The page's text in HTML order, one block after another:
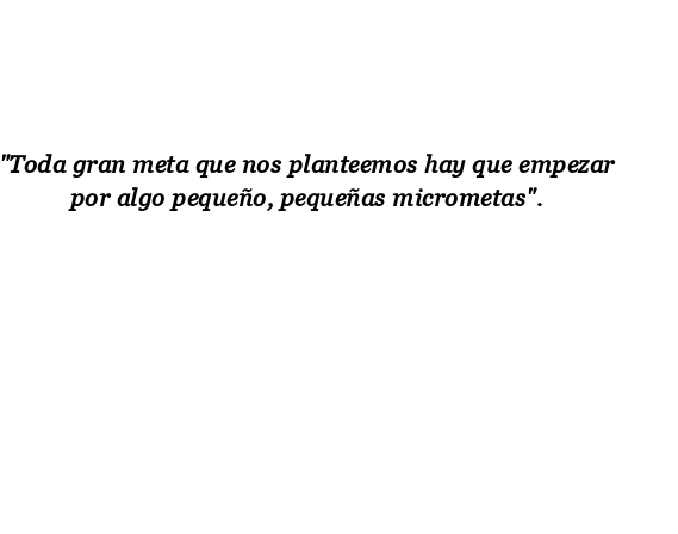
"Toda gran meta que nos planteemos hay que empezar
por algo pequeño, pequeñas micrometas".